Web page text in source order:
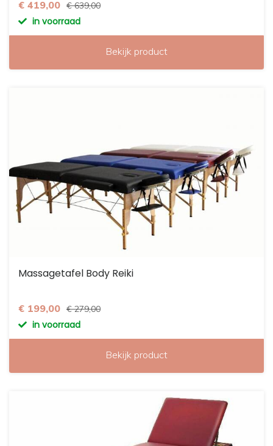
€ 419,00 € 639,00
in voorraad
Bekijk product
Massagetafel Body Reiki
€ 199,00 € 279,00
in voorraad
Bekijk product